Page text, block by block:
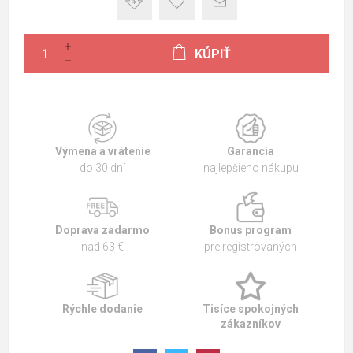
KÚPIŤ
Výmena a vrátenie
do 30 dní
Garancia
najlepšieho nákupu
Doprava zadarmo
nad 63 €
Bonus program
pre registrovaných
Rýchle dodanie
Tisíce spokojných
zákazníkov